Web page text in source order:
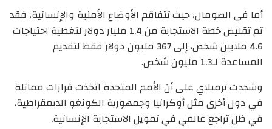
أما في الصومال، حيث تتفاقم الأوضاع الأمنية والإنسانية، فقد
تم تقليص خطة الاستجابة من 1.4 مليار دولار لتغطية احتياجات
4.6 ملايين شخص، إلى 367 مليون دولار فقط لتقديم
المساعدة لـ1.3 مليون شخص.
وشددت ترمبلاي على أن الأمم المتحدة اتخذت قرارات مماثلة
في دول أخرى مثل أوكرانيا وجمهورية الكونغو الديمقراطية،
في ظل تراجع عالمي في تمويل الاستجابة الإنسانية.